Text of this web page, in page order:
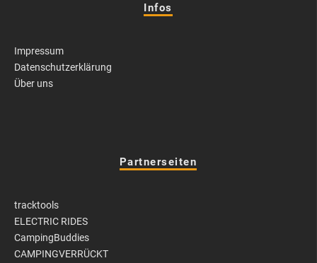
Infos
Impressum
Datenschutzerklärung
Über uns
Partnerseiten
tracktools
ELECTRIC RIDES
CampingBuddies
CAMPINGVERRÜCKT